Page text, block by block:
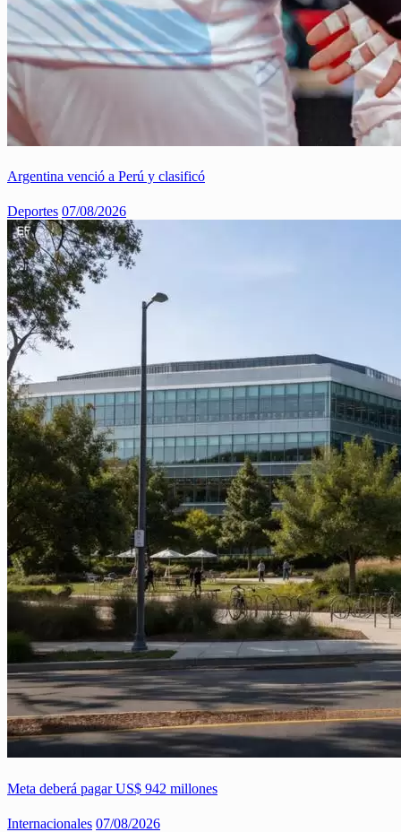
Argentina venció a Perú y clasificó
Deportes 07/08/2026
Meta deberá pagar US$ 942 millones
Internacionales 07/08/2026